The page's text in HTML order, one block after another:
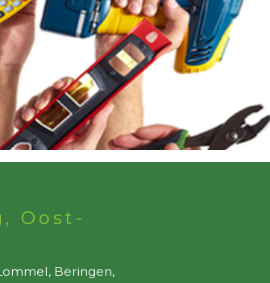
Oost-
Beringen,